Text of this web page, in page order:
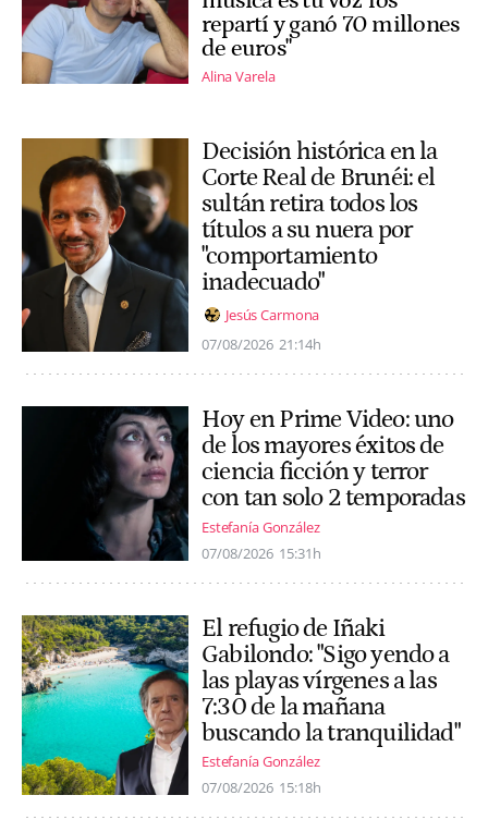
repartí y ganó 70 millones
de euros"
Alina Varela
Decisión histórica en la
Corte Real de Brunéi: el
sultán retira todos los
títulos a su nuera por
"comportamiento
inadecuado"
Jesús Carmona
07/08/2026 21:14h
Hoy en Prime Video: uno
de los mayores éxitos de
ciencia ficción y terror
con tan solo 2 temporadas
Estefanía González
07/08/2026 15:31h
El refugio de Iñaki
Gabilondo: "Sigo yendo a
las playas vírgenes a las
7:30 de la mañana
buscando la tranquilidad"
Estefanía González
07/08/2026 15:18h